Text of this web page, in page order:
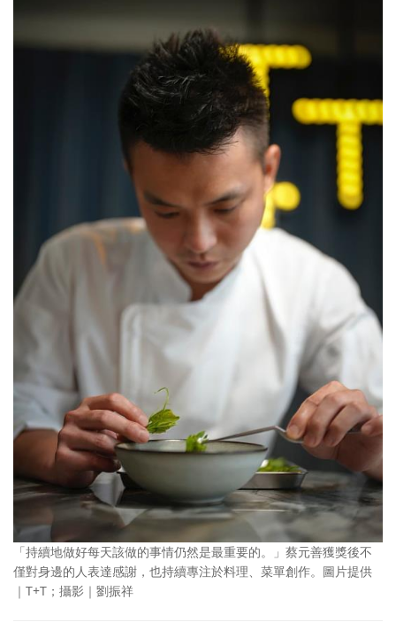
「持續地做好每天該做的事情仍然是最重要的。」蔡元善獲獎後不
僅對身邊的人表達感謝，也持續專注於料理、菜單創作。圖片提供
｜T+T；攝影｜劉振祥